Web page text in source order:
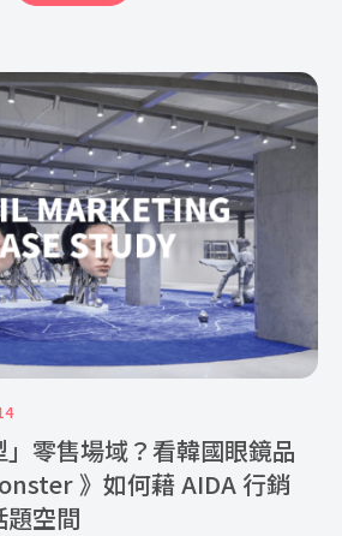
零售場域？看韓國眼鏡品
》如何藉 AIDA 行銷
題空間